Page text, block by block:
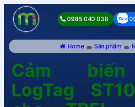
0985 040 038
Home Sản phẩm
Cảm
LogTag